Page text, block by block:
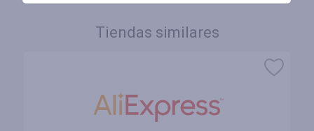
Tiendas similares